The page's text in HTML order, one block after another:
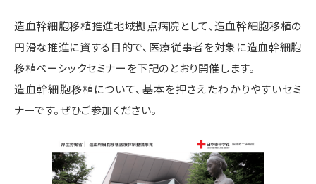
造血幹細胞移植推進地域拠点病院として、造血幹細胞移植の
円滑な推進に資する目的で、医療従事者を対象に造血幹細胞
移植ベーシックセミナーを下記のとおり開催します。
造血幹細胞移植について、基本を押さえたわかりやすいセミ
ナーです。ぜひご参加ください。